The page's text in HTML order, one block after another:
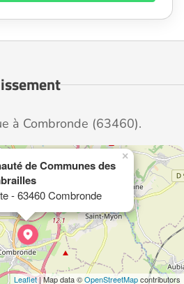
à Combronde (63460).
de Communes des
- 63460 Combronde
×
Leaflet| Map data ©OpenStreetMapcontributors